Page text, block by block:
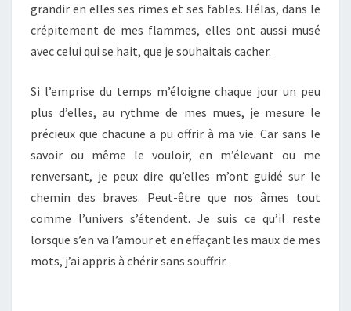
grandir en elles ses rimes et ses fables. Hélas, dans le
crépitement de mes flammes, elles ont aussi musé
avec celui qui se hait, que je souhaitais cacher.
Si l’emprise du temps m’éloigne chaque jour un peu
plus d’elles, au rythme de mes mues, je mesure le
précieux que chacune a pu offrir à ma vie. Car sans le
savoir ou même le vouloir, en m’élevant ou me
renversant, je peux dire qu’elles m’ont guidé sur le
chemin des braves. Peut-être que nos âmes tout
comme l’univers s’étendent. Je suis ce qu’il reste
lorsque s’en va l’amour et en effaçant les maux de mes
mots, j’ai appris à chérir sans souffrir.